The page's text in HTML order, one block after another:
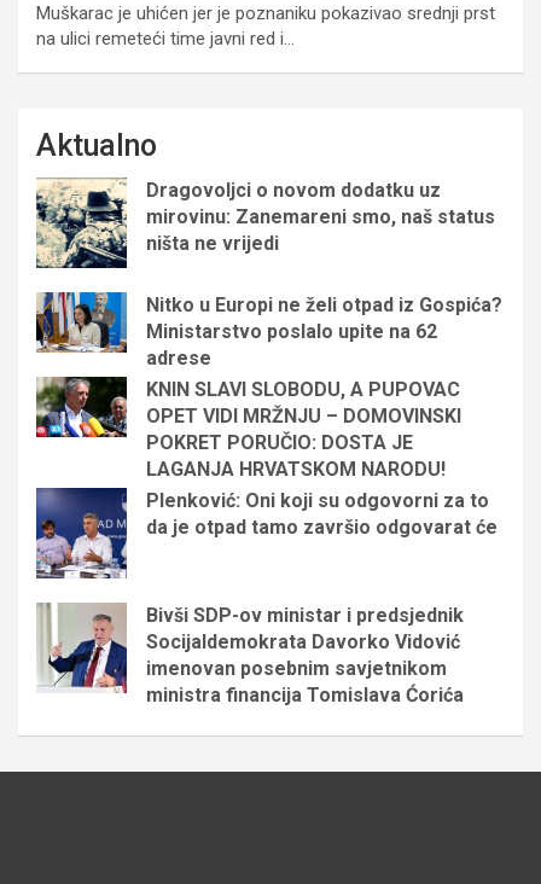
Muškarac je uhićen jer je poznaniku pokazivao srednji prst
na ulici remeteći time javni red i…
Aktualno
Dragovoljci o novom dodatku uz
mirovinu: Zanemareni smo, naš status
ništa ne vrijedi
Nitko u Europi ne želi otpad iz Gospića?
Ministarstvo poslalo upite na 62
adrese
KNIN SLAVI SLOBODU, A PUPOVAC
OPET VIDI MRŽNJU – DOMOVINSKI
POKRET PORUČIO: DOSTA JE
LAGANJA HRVATSKOM NARODU!
Plenković: Oni koji su odgovorni za to
da je otpad tamo završio odgovarat će
Bivši SDP-ov ministar i predsjednik
Socijaldemokrata Davorko Vidović
imenovan posebnim savjetnikom
ministra financija Tomislava Ćorića